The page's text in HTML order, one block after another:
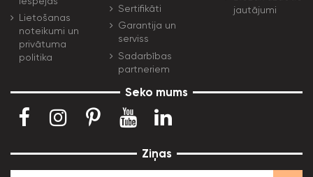
Lietošanas
noteikumi un
privātuma
politika
Sertifikāti
Garantija un
serviss
Sadarbības
partneriem
jautājumi
Seko mums
Ziņas